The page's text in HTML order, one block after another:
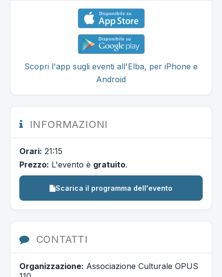
Scopri l'app sugli eventi all'Elba, per iPhone e
Android
INFORMAZIONI
Orari: 21:15
Prezzo: L'evento è gratuito.
Scarica il programma dell'evento
CONTATTI
Organizzazione: Associazione Culturale OPUS